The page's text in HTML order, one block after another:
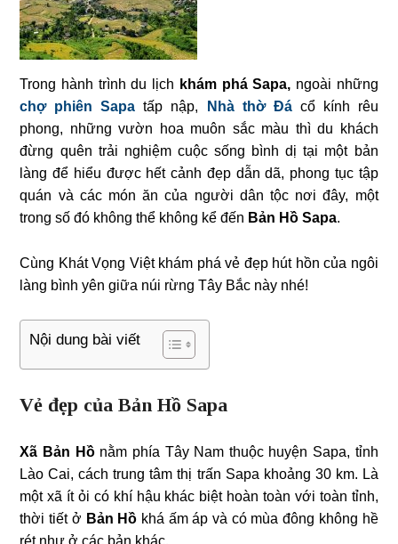
Trong hành trình du lịch khám phá Sapa, ngoài những
chợ phiên Sapa tấp nập, Nhà thờ Đácổ kính rêu
phong, những vườn hoa muôn sắc màu thì du khách
đừng quên trải nghiệm cuộc sống bình dị tại một bản
làng để hiểu được hết cảnh đẹp dẫn dã, phong tục tập
quán và các món ăn của người dân tộc nơi đây, một
trong số đó không thể không kể đến Bản Hồ Sapa.
Cùng Khát Vọng Việt khám phá vẻ đẹp hút hồn của ngôi
làng bình yên giữa núi rừng Tây Bắc này nhé!
Nội dung bài viết
Vẻ đẹp của Bản Hồ Sapa
Xã Bản Hồnằm phía Tây Nam thuộc huyện Sapa, tỉnh
Lào Cai, cách trung tâm thị trấn Sapa khoảng 30 km. Là
một xã ít ỏi có khí hậu khác biệt hoàn toàn với toàn tỉnh,
thời tiết ở Bản Hồ khá ấm áp và có mùa đông không hề